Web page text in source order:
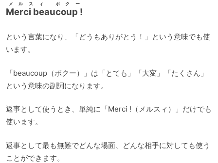
Merci beaucoup !
メルスィ ボクー
という言葉になり、「どうもありがとう！」という意味でも使
います。
「beaucoup（ボクー）」は「とても」「大変」「たくさん」
という意味の副詞になります。
返事として使うとき、単純に「Merci !（メルスィ）」だけでも
使います。
返事として最も無難でどんな場面、どんな相手に対しても使う
ことができます。